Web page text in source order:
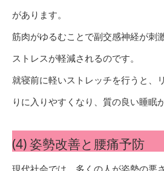
があります。
筋肉がゆるむことで副交感神経が刺
ストレスが軽減されるのです。
就寝前に軽いストレッチを行うと、
りに入りやすくなり、質の良い睡眠
(4) 姿勢改善と腰痛予防